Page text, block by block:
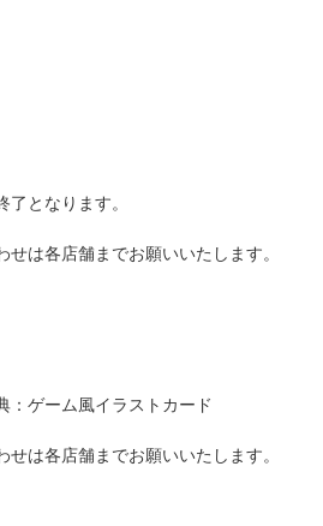
となります。
は各店舗までお願いいたします。
：ゲーム風イラストカード
は各店舗までお願いいたします。